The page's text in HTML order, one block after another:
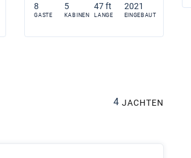
8
GASTE
5
KABINEN
47 ft
LANGE
2021
EINGEBAUT
4 JACHTEN